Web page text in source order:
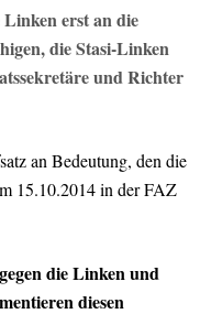
Linken erst an die
die Stasi-Linken
und Richter
an Bedeutung, den die
15.10.2014 in der FAZ
die Linken und
diesen